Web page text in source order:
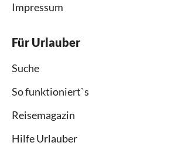
Impressum
Für Urlauber
Suche
So funktioniert`s
Reisemagazin
Hilfe Urlauber